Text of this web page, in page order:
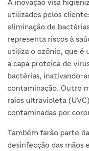
A inovação visa
utilizados pelos
eliminação de
representa riscos à
utiliza o ozônio, que é
a capa proteica de
bactérias, inativando-
contaminação. Outro
raios ultravioleta
contaminadas por
Também farão parte
desinfecção das mãos